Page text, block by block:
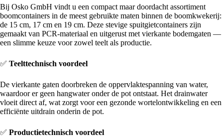
Bij Osko GmbH vindt u een compact maar doordacht assortiment
boomcontainers in de meest gebruikte maten binnen de boomkwekerij:
de 15 cm, 17 cm en 19 cm. Deze stevige spuitgietcontainers zijn
gemaakt van PCR-materiaal en uitgerust met vierkante bodemgaten —
een slimme keuze voor zowel teelt als productie.
✅ Teelttechnisch voordeel
De vierkante gaten doorbreken de oppervlaktespanning van water,
waardoor er geen hangwater onder de pot ontstaat. Het drainwater
vloeit direct af, wat zorgt voor een gezonde wortelontwikkeling en een
efficiënte uitdrain onderin de pot.
✅ Productietechnisch voordeel